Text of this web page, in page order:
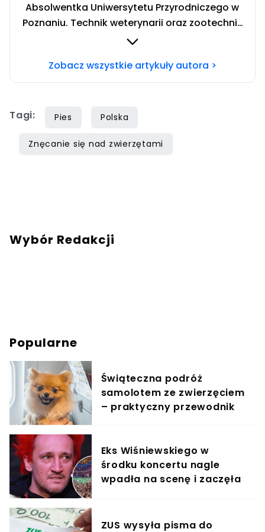
Absolwentka Uniwersytetu Przyrodniczego w
Poznaniu. Technik weterynarii oraz zootechnik
ze specjalizacją żywienia zwierząt
aranżowania akwariów i nurkowania. Chcesz
Zobacz wszystkie artykuły autora >
Tagi: Pies Polska
Znęcanie się nad zwierzętami
Wybór Redakcji
Popularne
Świąteczna podróż
samolotem ze zwierzęciem
– praktyczny przewodnik
Eks Wiśniewskiego w
środku koncertu nagle
wpadła na scenę i zaczęła
ZUS wysyła pisma do